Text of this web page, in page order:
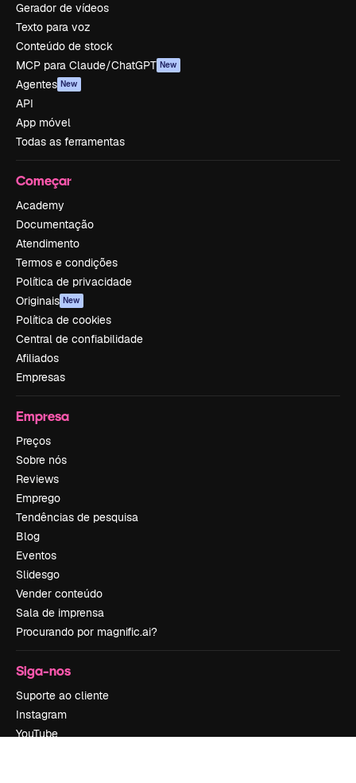
Gerador de vídeos
Texto para voz
Conteúdo de stock
MCP para Claude/ChatGPT New
Agentes New
API
App móvel
Todas as ferramentas
Começar
Academy
Documentação
Atendimento
Termos e condições
Política de privacidade
Originais New
Política de cookies
Central de confiabilidade
Afiliados
Empresas
Empresa
Preços
Sobre nós
Reviews
Emprego
Tendências de pesquisa
Blog
Eventos
Slidesgo
Vender conteúdo
Sala de imprensa
Procurando por magnific.ai?
Siga-nos
Suporte ao cliente
Instagram
YouTube